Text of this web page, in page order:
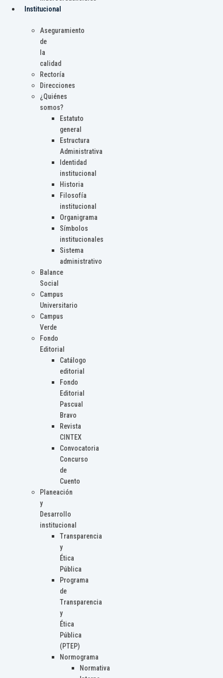
Institucional
Aseguramiento
de
la
calidad
Rectoría
Direcciones
¿Quiénes
somos?
Estatuto
general
Estructura
Administrativa
Identidad
institucional
Historia
Filosofía
institucional
Organigrama
Símbolos
institucionales
Sistema
administrativo
Balance
Social
Campus
Universitario
Campus
Verde
Fondo
Editorial
Catálogo
editorial
Fondo
Editorial
Pascual
Bravo
Revista
CINTEX
Convocatoria
Concurso
de
Cuento
Planeación
y
Desarrollo
institucional
Transparencia
y
Ética
Pública
Programa
de
Transparencia
y
Ética
Pública
(PTEP)
Normograma
Normativa